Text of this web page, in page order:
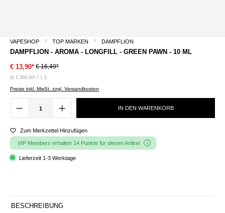
VAPESHOP TOP MARKEN DAMPFLION
DAMPFLION - AROMA - LONGFILL - GREEN PAWN - 10 ML
€ 13,90* € 16,49*
(€ 1.390,00* / 1 l)
Preise inkl. MwSt. zzgl. Versandkosten
IN DEN WARENKORB
Zum Merkzettel Hinzufügen
VIP Members erhalten 14 Punkte für diesen Artikel
Lieferzeit 1-3 Werktage
BESCHREIBUNG